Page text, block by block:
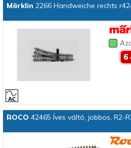
Märklin 2266 Handweiche rechts
6
ROCO 42465 Íves váltó, jobbos, R2-